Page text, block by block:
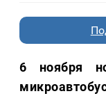
6 ноября